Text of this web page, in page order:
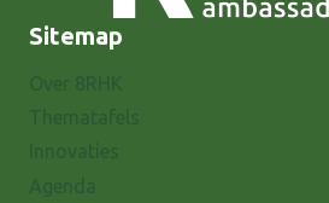
Sitemap